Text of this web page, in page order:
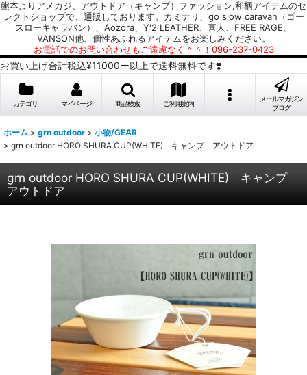
熊本よりアメカジ、アウトドア（キャンプ）ファッション,和柄アイテムのセ
レクトショップで、通販しております。カミナリ、go slow caravan（ゴー
スローキャラバン）、Aozora、Y'2 LEATHER、喜人、FREE RAGE、
VANSON他、個性あふれるアイテムをお楽しみください。
お電話でのお問い合わせもご遠慮なく＾＾！096-237-0423
お買い上げ合計税込¥11000ー以上で送料無料です❣️
カテゴリ マイページ 商品検索 ご利用案内
メールマガジン
ブログ
ホーム > grn outdoor > 小物/GEAR
> grn outdoor HORO SHURA CUP(WHITE) キャンプ アウトドア
grn outdoor HORO SHURA CUP(WHITE) キャンプ
アウトドア